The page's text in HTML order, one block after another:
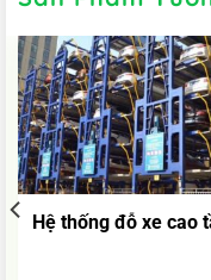
Hệ thống đỗ xe cao